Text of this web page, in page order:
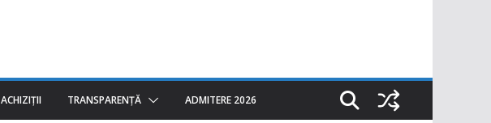
ACHIZIȚII TRANSPARENȚĂ ADMITERE 2026